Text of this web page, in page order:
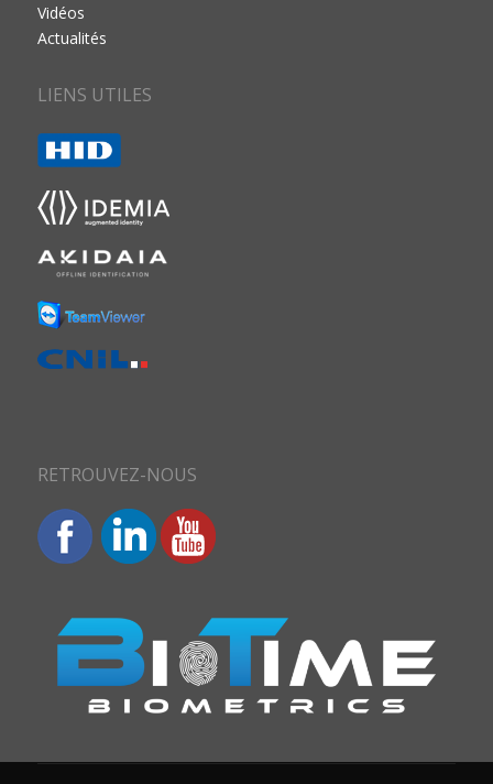
Vidéos
Actualités
LIENS UTILES
RETROUVEZ-NOUS